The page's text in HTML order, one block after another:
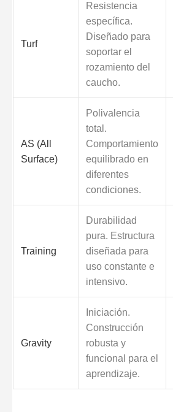
Turf
Resistencia
específica.
Diseñado para
soportar el
rozamiento del
caucho.
AS (All
Surface)
Polivalencia
total.
Comportamiento
equilibrado en
diferentes
condiciones.
Training
Durabilidad
pura. Estructura
diseñada para
uso constante e
intensivo.
Gravity
Iniciación.
Construcción
robusta y
funcional para el
aprendizaje.